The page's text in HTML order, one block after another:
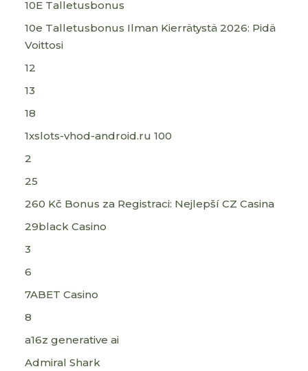
10E Talletusbonus
10e Talletusbonus Ilman Kierrätystä 2026: Pidä
Voittosi
12
13
18
1xslots-vhod-android.ru 100
2
25
260 Kč Bonus za Registraci: Nejlepší CZ Casina
29black Casino
3
6
7ABET Casino
8
a16z generative ai
Admiral Shark